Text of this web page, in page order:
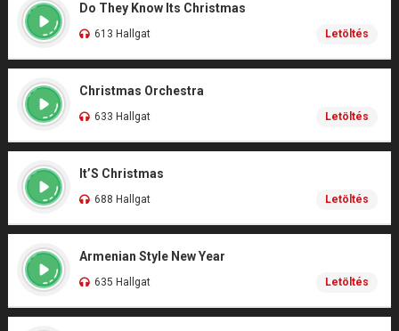
Do They Know Its Christmas
613 Hallgat Letöltés
Christmas Orchestra
633 Hallgat Letöltés
It’S Christmas
688 Hallgat Letöltés
Armenian Style New Year
635 Hallgat Letöltés